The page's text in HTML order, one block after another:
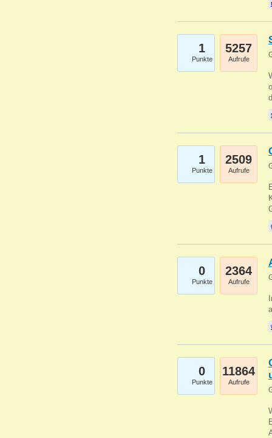
1
Punkte
5257
Aufrufe
1
Punkte
2509
Aufrufe
0
Punkte
2364
Aufrufe
0
Punkte
11864
Aufrufe